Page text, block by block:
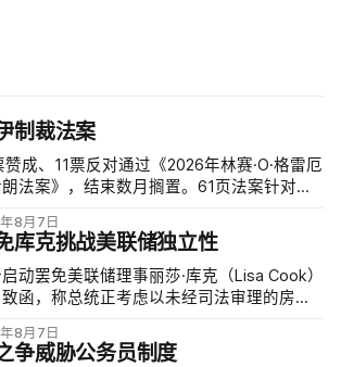
制裁法案
成、11票反对通过《2026年林赛·O·格雷厄
法案》，结束数月搁置。61页法案针对俄
俄油气最多的五个国家实施定向关税，意
的能源收入。
8月7日
库克挑战美联储独立性
动罢免美联储理事丽莎·库克（Lisa Cook）
函，称总统正考虑以未经司法审理的房贷
8月7日
争威胁公务员制度